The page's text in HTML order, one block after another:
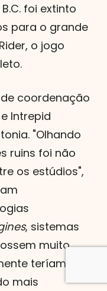
foi extinto
para o grande
o jogo
coordenação
Intrepid
"Olhando
ruins foi não
os estúdios",
, sistemas
muito
teríamos
mais